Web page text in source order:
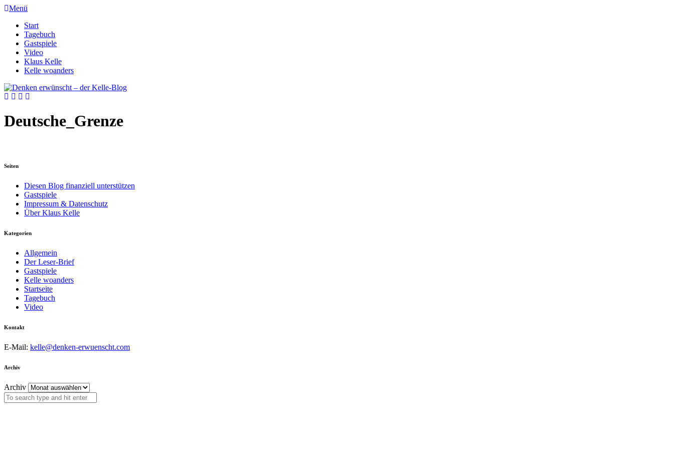
Menü
Start
Tagebuch
Gastspiele
Video
Klaus Kelle
Kelle woanders
Deutsche_Grenze
Seiten
Diesen Blog finanziell unterstützen
Gastspiele
Impressum & Datenschutz
Über Klaus Kelle
Kategorien
Allgemein
Der Leser-Brief
Gastspiele
Kelle woanders
Startseite
Tagebuch
Video
Kontakt
E-Mail: kelle@denken-erwuenscht.com
Archiv
Archiv